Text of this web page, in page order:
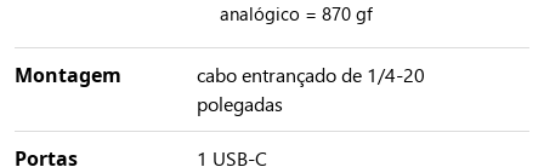
analógico = 870 gf
Montagem
cabo entrançado de 1/4-20
polegadas
Portas 1 USB-C